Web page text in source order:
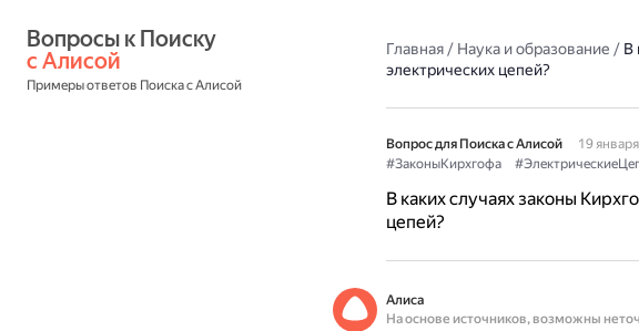
с Алисой
Примеры ответов Поиска с Алисой
Главная/ Наука и образование / В
электрических цепей?
Вопрос для Поиска с Алисой
19 января
#ЗаконыКирхгофа
В каких случаях законы
цепей?
Алиса
На основе источников, возможны